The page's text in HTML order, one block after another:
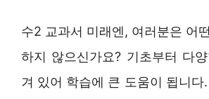
수2 교과서 미래엔, 여러분은 어
하지 않으신가요? 기초부터 다
겨 있어 학습에 큰 도움이 됩니다